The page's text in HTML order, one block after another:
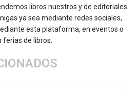
libros nuestros y de editoriales
ya sea mediante redes sociales,
esta plataforma, en eventos o
ferias de libros.